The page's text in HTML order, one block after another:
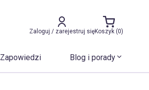
Zaloguj / zarejestruj sięKoszyk (0)
Zapowiedzi Blog i porady